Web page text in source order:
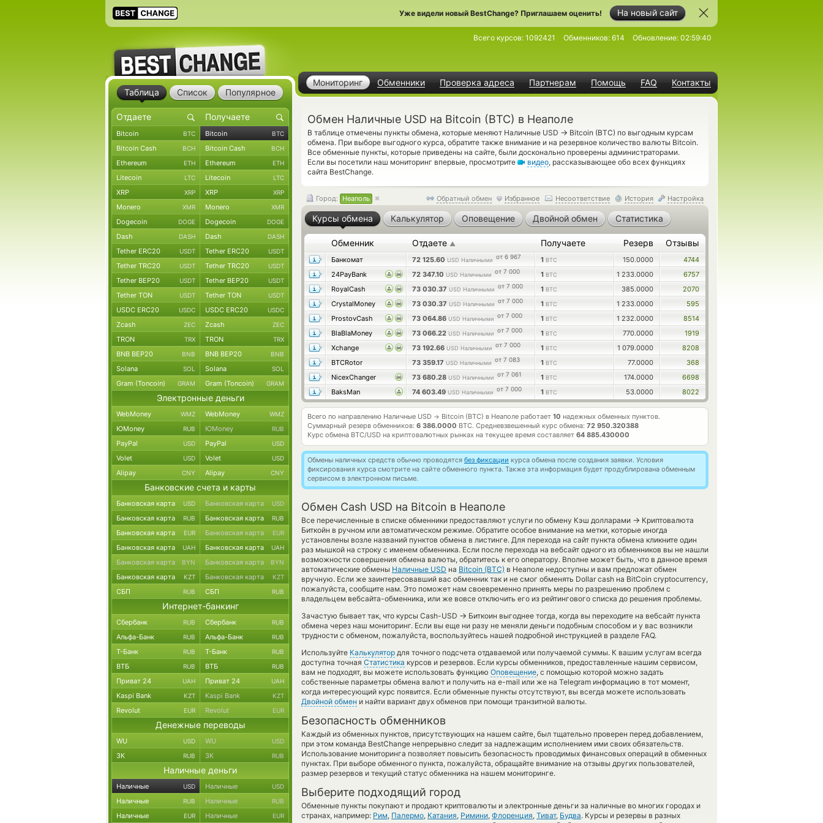
На новый сайт
Уже видели новый BestChange? Приглашаем оценить!
Мониторинг Обменники Проверка адреса Партнерам Помощь FAQ Контакты
Всего курсов: 1092421 Обменников: 614 Обновление: 02:59:40
Обмен Наличные USD на Bitcoin (BTC) в Неаполе
В таблице отмечены пункты обмена, которые меняют Наличные USD → Bitcoin (BTC) по выгодным курсам
обмена. При выборе выгодного курса, обратите также внимание и на резервное количество валюты Bitcoin.
Все обменные пункты, которые приведены на сайте, были досконально проверены администраторами.
Если вы посетили наш мониторинг впервые, просмотрите
видео, рассказывающее обо всех функциях
сайта BestChange.
Обратный обмен Избранное Несоответствие История Настройка
Город: Неаполь
Курсы обмена Калькулятор Оповещение Двойной обмен Статистика
Обменник Отдаете ▲ Получаете Резерв Отзывы
Банкомат 72 125.60 USD Наличными от 6 967 1 BTC 150.0000
4744
24PayBank
72 347.10 USD Наличными от 7 000 1 BTC 1 233.0000
6757
RoyalCash
73 030.37 USD Наличными от 7 000 1 BTC 385.0000
2070
CrystalMoney
73 030.37 USD Наличными от 7 000 1 BTC 1 233.0000
595
ProstovCash
73 064.86 USD Наличными от 7 000 1 BTC 1 232.0000
8514
BlaBlaMoney
73 066.22 USD Наличными от 7 000 1 BTC 770.0000
1919
Xchange
73 192.66 USD Наличными от 7 000 1 BTC 1 079.0000
8208
BTCRotor
73 359.17 USD Наличными от 7 083 1 BTC 77.0000
368
NicexChanger
73 680.28 USD Наличными от 7 061 1 BTC 174.0000
6698
BaksMan
74 603.49 USD Наличными от 7 000 1 BTC 53.0000 8022
Всего по направлению Наличные USD → Bitcoin (BTC) в Неаполе работает 10 надежных обменных пунктов.
Суммарный резерв обменников: 6 386.0000 BTC. Средневзвешенный курс обмена: 72 950.320388
Курс обмена BTC/USD на криптовалютных рынках на текущее время составляет 64 885.430000
Обмены наличных средств обычно проводятся без фиксации курса обмена после создания заявки. Условия
фиксирования курса смотрите на сайте обменного пункта. Также эта информация будет продублирована обменным
сервисом в электронном письме.
Обмен Cash USD на Bitcoin в Неаполе
Все перечисленные в списке обменники предоставляют услуги по обмену Кэш долларами → Криптовалюта
Биткойн в ручном или автоматическом режиме. Обратите особое внимание на метки, которые иногда
установлены возле названий пунктов обмена в листинге. Для перехода на сайт пункта обмена кликните один
раз мышкой на строку с именем обменника. Если после перехода на вебсайт одного из обменников вы не нашли
возможности совершения обмена валюты, обратитесь к его оператору. Вполне может быть, что в данное время
автоматические обмены Наличные USD на Bitcoin (BTC) в Неаполе недоступны и вам предложат обмен
вручную. Если же заинтересовавший вас обменник так и не смог обменять Dollar cash на BitCoin cryptocurrency,
пожалуйста, сообщите нам. Это поможет нам своевременно принять меры по разрешению проблем с
владельцем вебсайта-обменника, или же вовсе отключить его из рейтингового списка до решения проблемы.
Зачастую бывает так, что курсы Cash-USD → Биткоин выгоднее тогда, когда вы переходите на вебсайт пункта
обмена через наш мониторинг. Если вы еще ни разу не меняли деньги подобным способом и у вас возникли
трудности с обменом, пожалуйста, воспользуйтесь нашей подробной инструкцией в разделе FAQ.
Используйте Калькулятор для точного подсчета отдаваемой или получаемой суммы. К вашим услугам всегда
доступна точная Статистика курсов и резервов. Если курсы обменников, предоставленные нашим сервисом,
вам не подходят, вы можете использовать функцию Оповещение, с помощью которой можно задать
собственные параметры обмена валют и получить на e-mail или же на Telegram информацию в тот момент,
когда интересующий курс появится. Если обменные пункты отсутствуют, вы всегда можете использовать
Двойной обмен и найти вариант двух обменов при помощи транзитной валюты.
Безопасность обменников
Каждый из обменных пунктов, присутствующих на нашем сайте, был тщательно проверен перед добавлением,
при этом команда BestChange непрерывно следит за надлежащим исполнением ими своих обязательств.
Использование мониторинга позволяет повысить безопасность проводимых финансовых операций в обменных
пунктах. При выборе обменного пункта, пожалуйста, обращайте внимание на отзывы других пользователей,
размер резервов и текущий статус обменника на нашем мониторинге.
Выберите подходящий город
Обменные пункты покупают и продают криптовалюты и электронные деньги за наличные во многих городах и
странах, например: Рим, Палермо, Катания, Римини, Флоренция, Тиват, Будва. Курсы и резервы в разных
Таблица Список Популярное
Bitcoin BTC Bitcoin BTC
Bitcoin Cash BCH Bitcoin Cash BCH
Ethereum ETH Ethereum ETH
Litecoin LTC Litecoin LTC
XRP XRP XRP XRP
Monero XMR Monero XMR
Dogecoin DOGE Dogecoin DOGE
Dash DASH Dash DASH
Tether ERC20 USDT Tether ERC20 USDT
Tether TRC20 USDT Tether TRC20 USDT
Tether BEP20 USDT Tether BEP20 USDT
Tether TON USDT Tether TON USDT
USDC ERC20 USDC USDC ERC20 USDC
Zcash ZEC Zcash ZEC
TRON TRX TRON TRX
BNB BEP20 BNB BNB BEP20 BNB
Solana SOL Solana SOL
Gram (Toncoin) GRAM Gram (Toncoin) GRAM
Электронные деньги
WebMoney WMZ WebMoney WMZ
ЮMoney RUB ЮMoney RUB
PayPal USD PayPal USD
Volet USD Volet USD
Alipay CNY Alipay CNY
Банковские счета и карты
Банковская карта USD Банковская карта USD
Банковская карта RUB Банковская карта RUB
Банковская карта EUR Банковская карта EUR
Банковская карта UAH Банковская карта UAH
Банковская карта BYN Банковская карта BYN
Банковская карта KZT Банковская карта KZT
СБП RUB СБП RUB
Интернет-банкинг
Сбербанк RUB Сбербанк RUB
Альфа-Банк RUB Альфа-Банк RUB
Т-Банк RUB Т-Банк RUB
ВТБ RUB ВТБ RUB
Приват 24 UAH Приват 24 UAH
Kaspi Bank KZT Kaspi Bank KZT
Revolut EUR Revolut EUR
Денежные переводы
WU USD WU USD
ЗК RUB ЗК RUB
Наличные деньги
Наличные USD Наличные USD
Наличные RUB Наличные RUB
Наличные EUR Наличные EUR